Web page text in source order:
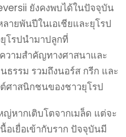
ยังคงพบได้ในปัจจุบัน
ายพันปีในเอเชียและยุโรป
โรปนำมาปลูกที่
วามสำคัญทางศาสนาและ
รรม รวมถึงนอร์ส กรีก และ
ศาสนิกชนของชาวยุโรป
หากเติบโตจากเมล็ด แต่จะ
อเยื่อเข้ากับราก ปัจจุบันมี